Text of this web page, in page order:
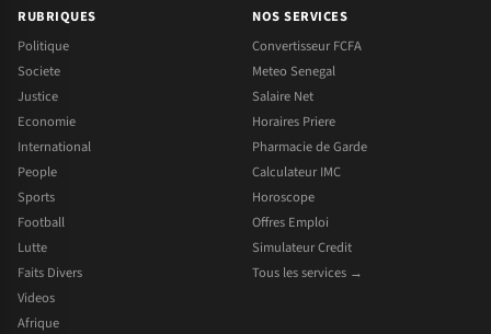
RUBRIQUES
Politique
Societe
Justice
Economie
International
People
Sports
Football
Lutte
Faits Divers
Videos
Afrique
NOS SERVICES
Convertisseur FCFA
Meteo Senegal
Salaire Net
Horaires Priere
Pharmacie de Garde
Calculateur IMC
Horoscope
Offres Emploi
Simulateur Credit
Tous les services →